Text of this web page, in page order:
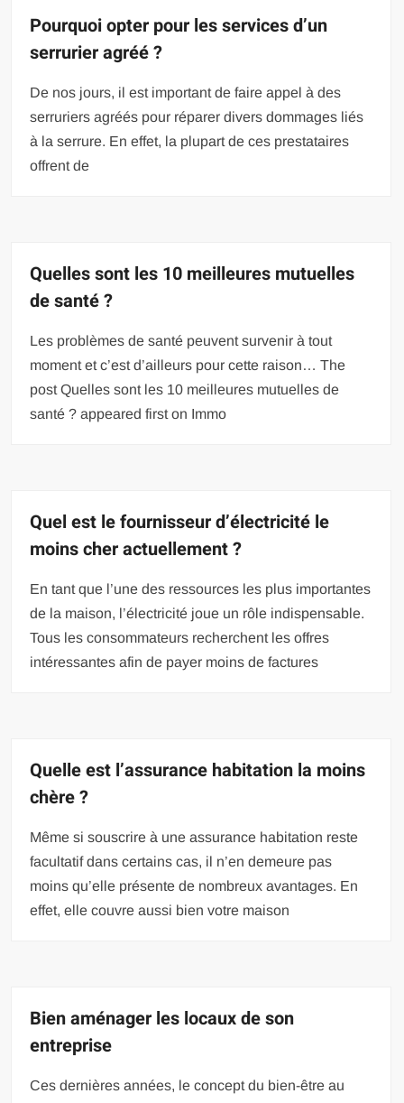
Pourquoi opter pour les services d’un
serrurier agréé ?
De nos jours, il est important de faire appel à des
serruriers agréés pour réparer divers dommages liés
à la serrure. En effet, la plupart de ces prestataires
offrent de
Quelles sont les 10 meilleures mutuelles
de santé ?
Les problèmes de santé peuvent survenir à tout
moment et c’est d’ailleurs pour cette raison… The
post Quelles sont les 10 meilleures mutuelles de
santé ? appeared first on Immo
Quel est le fournisseur d’électricité le
moins cher actuellement ?
En tant que l’une des ressources les plus importantes
de la maison, l’électricité joue un rôle indispensable.
Tous les consommateurs recherchent les offres
intéressantes afin de payer moins de factures
Quelle est l’assurance habitation la moins
chère ?
Même si souscrire à une assurance habitation reste
facultatif dans certains cas, il n’en demeure pas
moins qu’elle présente de nombreux avantages. En
effet, elle couvre aussi bien votre maison
Bien aménager les locaux de son
entreprise
Ces dernières années, le concept du bien-être au